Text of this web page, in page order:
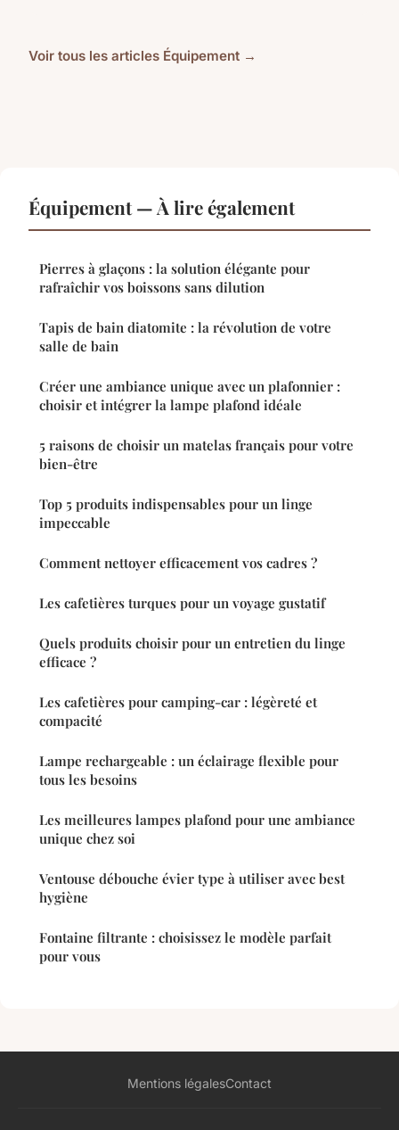
Voir tous les articles Équipement →
Équipement — À lire également
Pierres à glaçons : la solution élégante pour
rafraîchir vos boissons sans dilution
Tapis de bain diatomite : la révolution de votre
salle de bain
Créer une ambiance unique avec un plafonnier :
choisir et intégrer la lampe plafond idéale
5 raisons de choisir un matelas français pour votre
bien-être
Top 5 produits indispensables pour un linge
impeccable
Comment nettoyer efficacement vos cadres ?
Les cafetières turques pour un voyage gustatif
Quels produits choisir pour un entretien du linge
efficace ?
Les cafetières pour camping-car : légèreté et
compacité
Lampe rechargeable : un éclairage flexible pour
tous les besoins
Les meilleures lampes plafond pour une ambiance
unique chez soi
Ventouse débouche évier type à utiliser avec best
hygiène
Fontaine filtrante : choisissez le modèle parfait
pour vous
Mentions légalesContact